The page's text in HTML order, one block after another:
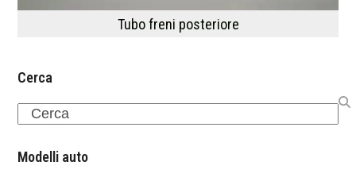
Tubo freni posteriore
Cerca
Search
Modelli auto